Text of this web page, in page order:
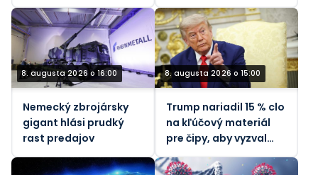
Jemene
8. augusta 2026 o 16:00
Nemecký zbrojársky
gigant hlási prudký
rast predajov
8. augusta 2026 o 15:00
Trump nariadil 15 % clo
na kľúčový materiál
pre čipy, aby vyzval
Čínu